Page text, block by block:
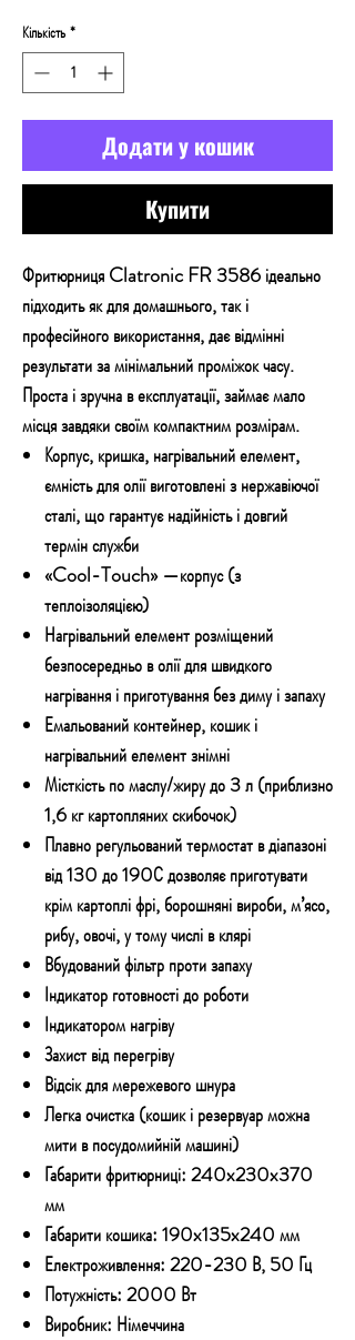
Кількість *
Додати у кошик
Купити
Фритюрниця Clatronic FR 3586 ідеально
підходить як для домашнього, так і
професійного використання, дає відмінні
результати за мінімальний проміжок часу.
Проста і зручна в експлуатації, займає мало
місця завдяки своїм компактним розмірам.
Корпус, кришка, нагрівальний елемент,
ємність для олії виготовлені з нержавіючої
сталі, що гарантує надійність і довгий
термін служби
«Cool-Touch» —корпус (з
теплоізоляцією)
Нагрівальний елемент розміщений
безпосередньо в олії для швидкого
нагрівання і приготування без диму і запаху
Емальований контейнер, кошик і
нагрівальний елемент знімні
Місткість по маслу/жиру до 3 л (приблизно
1,6 кг картопляних скибочок)
Плавно регульований термостат в діапазоні
від 130 до 190С дозволяє приготувати
крім картоплі фрі, борошняні вироби, м’ясо,
рибу, овочі, у тому числі в клярі
Вбудований фільтр проти запаху
Індикатор готовності до роботи
Індикатором нагріву
Захист від перегріву
Відсік для мережевого шнура
Легка очистка (кошик і резервуар можна
мити в посудомийній машині)
Габарити фритюрниці: 240x230x370
мм
Габарити кошика: 190x135x240 мм
Електроживлення: 220-230 В, 50 Гц
Потужність: 2000 Вт
Виробник: Німеччина